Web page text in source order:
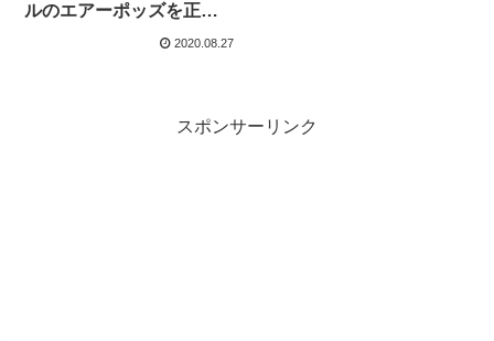
ルのエアーポッズを正規
2020.08.27
スポンサーリンク